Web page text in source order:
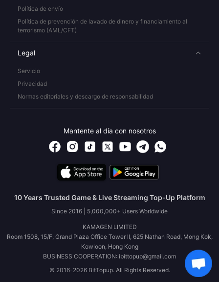
Política de envío
Política de prevención de lavado de dinero y financiamiento al
terrorismo (AML/CFT)
Legal
Servicio
Privacidad
Normas editoriales y descargo de responsabilidad
Mantente al día con nosotros
10 Years Trusted Game & Live Streaming Top-Up Platform
Since 2016 | 5,000,000+ Users Worldwide
KAMAGEN LIMITED
Room 1508, 15/F, Grand Plaza Office Tower II, 625 Nathan Road, Mong Kok,
Kowloon, Hong Kong
BUSINESS COOPERATION: ibittopup@gmail.com
© 2016-2026 BitTopup. All Rights Reserved.